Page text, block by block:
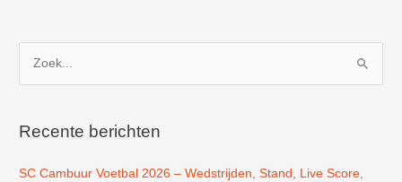
k
a
Recente berichten
SC Cambuur Voetbal 2026 – Wedstrijden, Stand, Live Score,